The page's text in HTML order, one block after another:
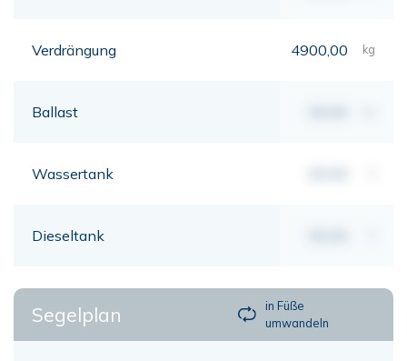
Verdrängung 4900,00 kg
Ballast
Wassertank
Dieseltank
Segelplan
in Füße
umwandeln